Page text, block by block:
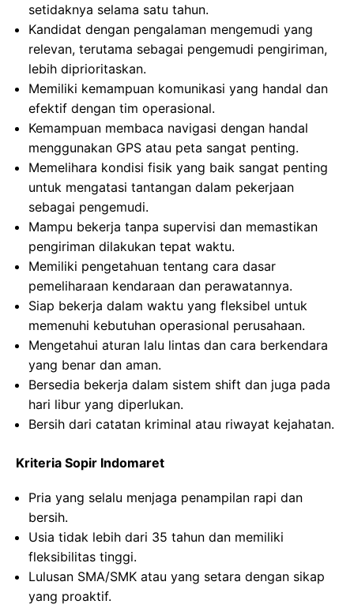
setidaknya selama satu tahun.
Kandidat dengan pengalaman mengemudi yang
relevan, terutama sebagai pengemudi pengiriman,
lebih diprioritaskan.
Memiliki kemampuan komunikasi yang handal dan
efektif dengan tim operasional.
Kemampuan membaca navigasi dengan handal
menggunakan GPS atau peta sangat penting.
Memelihara kondisi fisik yang baik sangat penting
untuk mengatasi tantangan dalam pekerjaan
sebagai pengemudi.
Mampu bekerja tanpa supervisi dan memastikan
pengiriman dilakukan tepat waktu.
Memiliki pengetahuan tentang cara dasar
pemeliharaan kendaraan dan perawatannya.
Siap bekerja dalam waktu yang fleksibel untuk
memenuhi kebutuhan operasional perusahaan.
Mengetahui aturan lalu lintas dan cara berkendara
yang benar dan aman.
Bersedia bekerja dalam sistem shift dan juga pada
hari libur yang diperlukan.
Bersih dari catatan kriminal atau riwayat kejahatan.
Kriteria Sopir Indomaret
Pria yang selalu menjaga penampilan rapi dan
bersih.
Usia tidak lebih dari 35 tahun dan memiliki
fleksibilitas tinggi.
Lulusan SMA/SMK atau yang setara dengan sikap
yang proaktif.